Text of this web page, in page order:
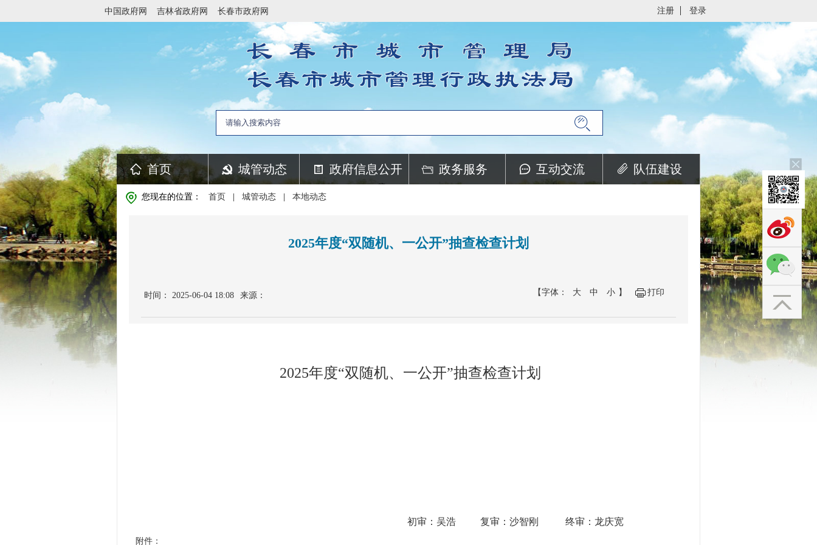
中国政府网 吉林省政府网 长春市政府网 注册 登录
首页 城管动态 政府信息公开 政务服务 互动交流 队伍建设
您现在的位置： 首页 城管动态 本地动态
2025年度“双随机、一公开”抽查检查计划
时间： 2025-06-04 18:08 来源： 【字体： 大 中 小 】 打印
2025年度“双随机、一公开”抽查检查计划
初审：吴浩 复审：沙智刚 终审：龙庆宽
附件：